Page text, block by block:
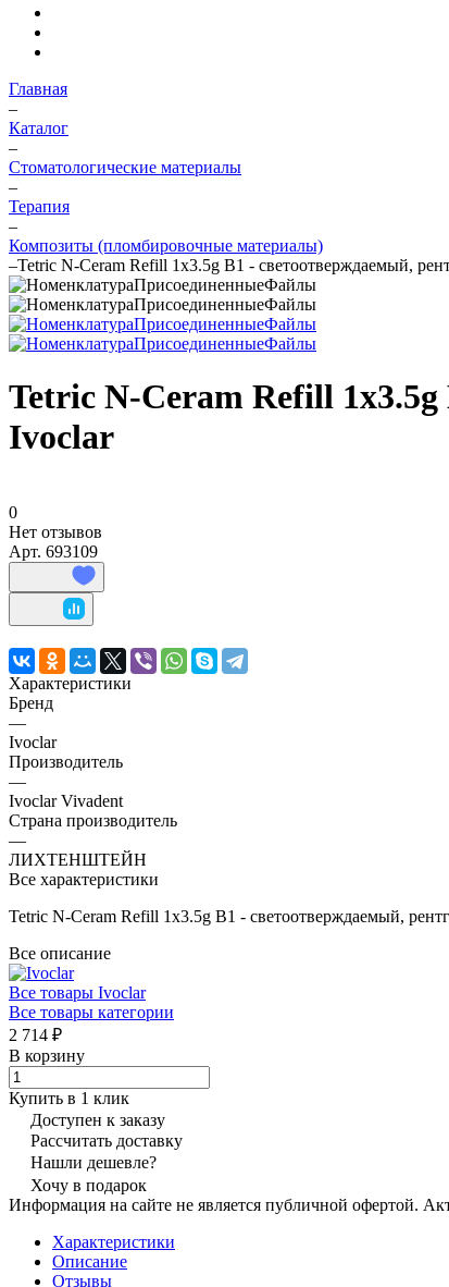
Главная
–
Каталог
–
Стоматологические материалы
–
Терапия
–
Композиты (пломбировочные материалы)
–Tetric N-Ceram Refill 1x3.5g B1 - светоотверждаемый,
Tetric N-Ceram Refill 1x3.5g
Ivoclar
0
Нет отзывов
Арт. 693109
Характеристики
Бренд
—
Ivoclar
Производитель
—
Ivoclar Vivadent
Страна производитель
—
ЛИХТЕНШТЕЙН
Все характеристики
Tetric N-Ceram Refill 1x3.5g B1 - светоотверждаемый,
Все описание
Все товары Ivoclar
Все товары категории
2 714 ₽
В корзину
Купить в 1 клик
Доступен к заказу
Рассчитать доставку
Нашли дешевле?
Хочу в подарок
Информация на сайте не является публичной офертой.
Характеристики
Описание
Отзывы